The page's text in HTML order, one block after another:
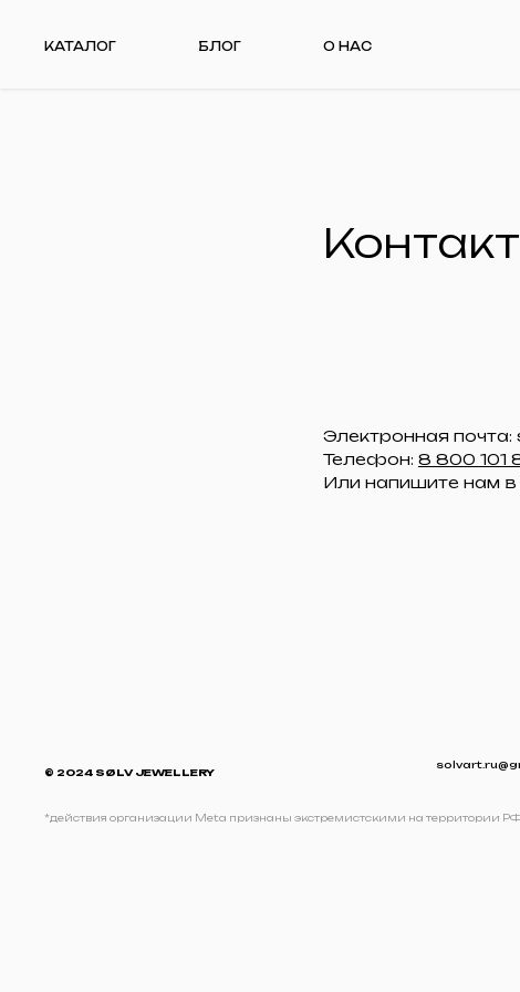
КАТАЛОГ БЛОГ О НАС
Электронная почта:
Телефон: 8 800 101
Или напишите нам в
© 2024 SØLV JEWELLERY
*действия организации Meta признаны экстремистскими на территории